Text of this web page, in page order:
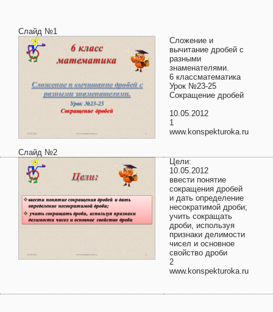
Слайд №1
Сложение и
вычитание дробей с
разными
знаменателями.
6 классматематика
Урок №23-25
Сокращение дробей
10.05.2012
1
www.konspekturoka.ru
Слайд №2
Цели:
10.05.2012
ввести понятие
сокращения дробей
и дать определение
несократимой дроби;
учить сокращать
дроби, используя
признаки делимости
чисел и основное
свойство дроби
2
www.konspekturoka.ru